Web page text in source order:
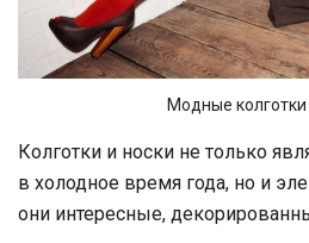
Модные колготки
Колготки и носки не только
в холодное время года, но и
они интересные,